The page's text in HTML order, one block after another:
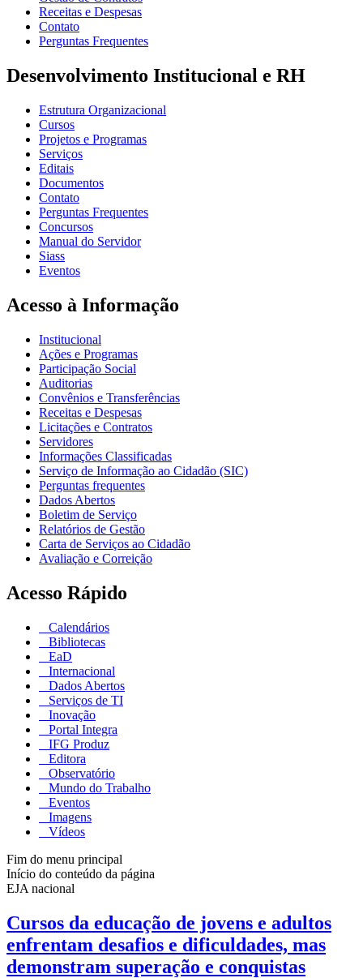
Receitas e Despesas
Contato
Perguntas Frequentes
Desenvolvimento Institucional e RH
Estrutura Organizacional
Cursos
Projetos e Programas
Serviços
Editais
Documentos
Contato
Perguntas Frequentes
Concursos
Manual do Servidor
Siass
Eventos
Acesso à Informação
Institucional
Ações e Programas
Participação Social
Auditorias
Convênios e Transferências
Receitas e Despesas
Licitações e Contratos
Servidores
Informações Classificadas
Serviço de Informação ao Cidadão (SIC)
Perguntas frequentes
Dados Abertos
Boletim de Serviço
Relatórios de Gestão
Carta de Serviços ao Cidadão
Avaliação e Correição
Acesso Rápido
Calendários
Bibliotecas
EaD
Internacional
Dados Abertos
Serviços de TI
Inovação
Portal Integra
IFG Produz
Editora
Observatório
Mundo do Trabalho
Eventos
Imagens
Vídeos
Fim do menu principal
Início do conteúdo da página
EJA nacional
Cursos da educação de jovens e adultos
enfrentam desafios e dificuldades, mas
demonstram superação e conquistas